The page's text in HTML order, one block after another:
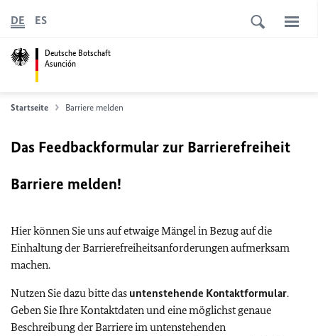
Deutsche Botschaft
Asunción
DE ES
Startseite Barriere melden
Das Feedbackformular zur Barrierefreiheit
Barriere melden!
Hier können Sie uns auf etwaige Mängel in Bezug auf die
Einhaltung der Barrierefreiheitsanforderungen aufmerksam
machen.
Nutzen Sie dazu bitte das untenstehende Kontaktformular.
Geben Sie Ihre Kontaktdaten und eine möglichst genaue
Beschreibung der Barriere im untenstehenden